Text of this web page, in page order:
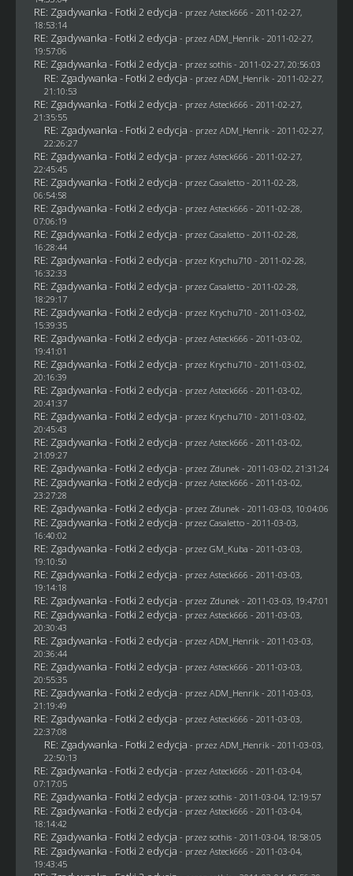
RE: Zgadywanka - Fotki 2 edycja - przez Asteck666 - 2011-02-27,
18:53:14
RE: Zgadywanka - Fotki 2 edycja - przez ADM_Henrik - 2011-02-27,
19:57:06
RE: Zgadywanka - Fotki 2 edycja - przez sothis- 2011-02-27, 20:56:03
RE: Zgadywanka - Fotki 2 edycja - przez ADM_Henrik - 2011-02-27,
21:10:53
RE: Zgadywanka - Fotki 2 edycja - przez Asteck666 - 2011-02-27,
21:35:55
RE: Zgadywanka - Fotki 2 edycja - przez ADM_Henrik - 2011-02-27,
22:26:27
RE: Zgadywanka - Fotki 2 edycja - przez Asteck666 - 2011-02-27,
22:45:45
RE: Zgadywanka - Fotki 2 edycja - przez Casaletto- 2011-02-28,
06:54:58
RE: Zgadywanka - Fotki 2 edycja - przez Asteck666 - 2011-02-28,
07:06:19
RE: Zgadywanka - Fotki 2 edycja - przez Casaletto- 2011-02-28,
16:28:44
RE: Zgadywanka - Fotki 2 edycja - przez Krychu710 - 2011-02-28,
16:32:33
RE: Zgadywanka - Fotki 2 edycja - przez Casaletto- 2011-02-28,
18:29:17
RE: Zgadywanka - Fotki 2 edycja - przez Krychu710 - 2011-03-02,
15:39:35
RE: Zgadywanka - Fotki 2 edycja - przez Asteck666 - 2011-03-02,
19:41:01
RE: Zgadywanka - Fotki 2 edycja - przez Krychu710 - 2011-03-02,
20:16:39
RE: Zgadywanka - Fotki 2 edycja - przez Asteck666 - 2011-03-02,
20:41:37
RE: Zgadywanka - Fotki 2 edycja - przez Krychu710 - 2011-03-02,
20:45:43
RE: Zgadywanka - Fotki 2 edycja - przez Asteck666 - 2011-03-02,
21:09:27
RE: Zgadywanka - Fotki 2 edycja - przez Zdunek - 2011-03-02, 21:31:24
RE: Zgadywanka - Fotki 2 edycja - przez Asteck666 - 2011-03-02,
23:27:28
RE: Zgadywanka - Fotki 2 edycja - przez Zdunek - 2011-03-03, 10:04:06
RE: Zgadywanka - Fotki 2 edycja - przez Casaletto- 2011-03-03,
16:40:02
RE: Zgadywanka - Fotki 2 edycja - przez GM_Kuba - 2011-03-03,
19:10:50
RE: Zgadywanka - Fotki 2 edycja - przez Asteck666 - 2011-03-03,
19:14:18
RE: Zgadywanka - Fotki 2 edycja - przez Zdunek - 2011-03-03, 19:47:01
RE: Zgadywanka - Fotki 2 edycja - przez Asteck666 - 2011-03-03,
20:30:43
RE: Zgadywanka - Fotki 2 edycja - przez ADM_Henrik - 2011-03-03,
20:36:44
RE: Zgadywanka - Fotki 2 edycja - przez Asteck666 - 2011-03-03,
20:55:35
RE: Zgadywanka - Fotki 2 edycja - przez ADM_Henrik - 2011-03-03,
21:19:49
RE: Zgadywanka - Fotki 2 edycja - przez Asteck666 - 2011-03-03,
22:37:08
RE: Zgadywanka - Fotki 2 edycja - przez ADM_Henrik - 2011-03-03,
22:50:13
RE: Zgadywanka - Fotki 2 edycja - przez Asteck666 - 2011-03-04,
07:17:05
RE: Zgadywanka - Fotki 2 edycja - przez sothis- 2011-03-04, 12:19:57
RE: Zgadywanka - Fotki 2 edycja - przez Asteck666 - 2011-03-04,
18:14:42
RE: Zgadywanka - Fotki 2 edycja - przez sothis- 2011-03-04, 18:58:05
RE: Zgadywanka - Fotki 2 edycja - przez Asteck666 - 2011-03-04,
19:43:45